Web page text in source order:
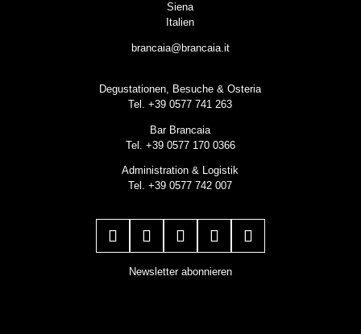
Siena
Italien
brancaia@brancaia.it
Degustationen, Besuche & Osteria
Tel. +39 0577 741 263
Bar Brancaia
Tel. +39 0577 170 0366
Administration & Logistik
Tel. +39 0577 742 007
Newsletter abonnieren